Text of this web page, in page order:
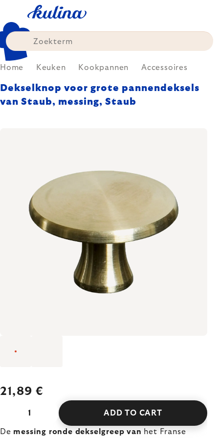
content
Home Keuken Kookpannen Accessoires
Dekselknop voor grote pannendeksels
van Staub, messing, Staub
21,89 €
ADD TO CART
De messing ronde dekselgreep van het Franse